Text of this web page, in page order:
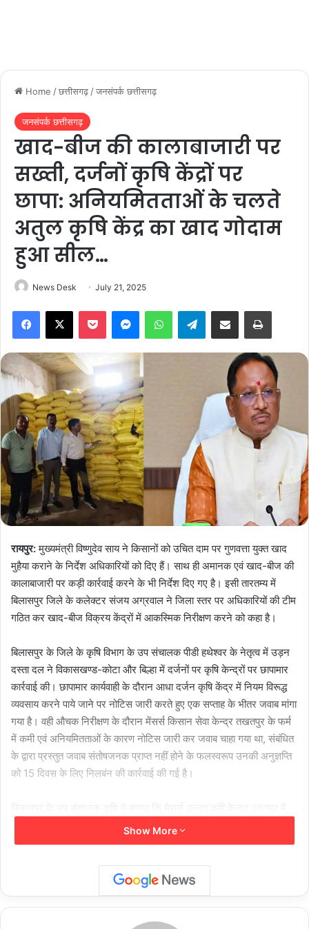
Home /छत्तीसगढ़ /जनसंपर्क छत्तीसगढ़
जनसंपर्क छत्तीसगढ़
खाद-बीज की कालाबाजारी पर
सख्ती, दर्जनों कृषि केंद्रों पर
छापा: अनियमितताओं के चलते
अतुल कृषि केंद्र का खाद गोदाम
हुआ सील…
News Desk July 21, 2025
Telegram
रायपुर:मुख्यमंत्री विष्णुदेव साय ने किसानों को उचित दाम पर गुणवत्ता युक्त खाद
मुहैया कराने के निर्देश अधिकारियों को दिए हैं। साथ ही अमानक एवं खाद-बीज की
कालाबाजारी पर कड़ी कार्रवाई करने के भी निर्देश दिए गए है। इसी तारतम्य में
बिलासपुर जिले के कलेक्टर संजय अग्रवाल ने जिला स्तर पर अधिकारियों की टीम
गठित कर खाद-बीज विक्रय केंद्रों में आकस्मिक निरीक्षण करने को कहा है।
बिलासपुर के जिले के कृषि विभाग के उप संचालक पीडी हथेश्वर के नेतृत्व में उड़न
दस्ता दल ने विकासखण्ड-कोटा और बिल्हा में दर्जनों पर कृषि केन्द्रों पर छापामार
कार्रवाई की। छापामार कार्यवाही के दौरान आधा दर्जन कृषि केंद्र में नियम विरूद्ध
व्यवसाय करने पाये जाने पर नोटिस जारी करते हुए एक सप्ताह के भीतर जवाब मांगा
गया है। वही औचक निरीक्षण के दौरान मेंसर्स किसान सेवा केन्द्र तखतपुर के फर्म
में कमी एवं अनियमितताओं के कारण नोटिस जारी कर जवाब चाहा गया था, संबंधित
के द्वारा प्रस्तुत जवाब संतोषजनक प्राप्त नहीं होने के फलस्वरूप उनकी अनुज्ञप्ति
को 15 दिवस के लिए निलबंन की कार्रवाई की गई है।
क्रेताओं को बिना बिल दिये उर्वरक का व्यवसाय किये जाने के कारण नोटिस जारी
किया गया। इसी प्रकार मेसर्स शेखर कृषि केन्द्र कोनचरा को बिना
प्रतिबंध कर उपलब्ध स्टॉक को जब्ती की कार्यवाही कर नोटिस जारी किया गया।
ग्राम कोनचरा स्थित अतुल कृषि केन्द्र में अनियमितता पाये जाने के कारण गोदाम
Show More